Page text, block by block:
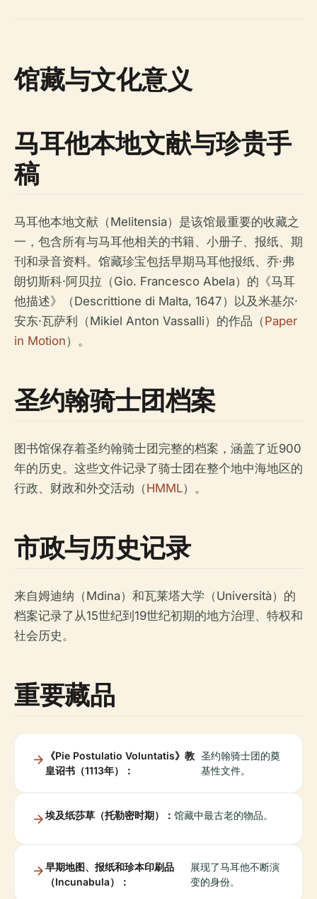
馆藏与文化意义
马耳他本地文献与珍贵手
稿
马耳他本地文献（Melitensia）是该馆最重要的收藏之
一，包含所有与马耳他相关的书籍、小册子、报纸、期
刊和录音资料。馆藏珍宝包括早期马耳他报纸、乔·弗
朗切斯科·阿贝拉（Gio. Francesco Abela）的《马耳
他描述》（Descrittione di Malta, 1647）以及米基尔·
安东·瓦萨利（Mikiel Anton Vassalli）的作品（Paper
in Motion）。
圣约翰骑士团档案
图书馆保存着圣约翰骑士团完整的档案，涵盖了近900
年的历史。这些文件记录了骑士团在整个地中海地区的
行政、财政和外交活动（HMML）。
市政与历史记录
来自姆迪纳（Mdina）和瓦莱塔大学（Università）的
档案记录了从15世纪到19世纪初期的地方治理、特权和
社会历史。
重要藏品
《Pie Postulatio Voluntatis》教
皇诏书（1113年）：
圣约翰骑士团的奠
基性文件。
埃及纸莎草（托勒密时期）： 馆藏中最古老的物品。
早期地图、报纸和珍本印刷品
（Incunabula）：
展现了马耳他不断演
变的身份。